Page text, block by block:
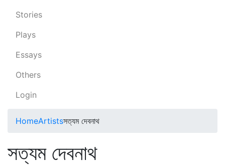
Stories
Plays
Essays
Others
Login
HomeArtistsসত্যম দেবনাথ
সত্যম দেবনাথ